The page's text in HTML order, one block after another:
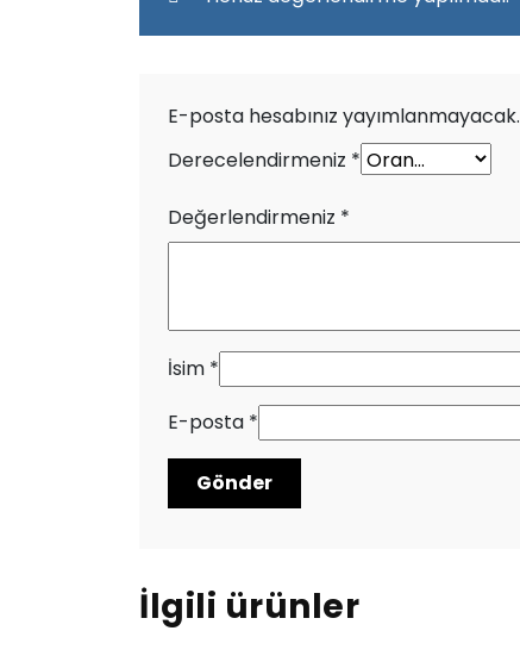
E-posta hesabınız yayımlanmayacak.
Derecelendirmeniz *
Değerlendirmeniz *
İsim *
E-posta *
İlgili ürünler